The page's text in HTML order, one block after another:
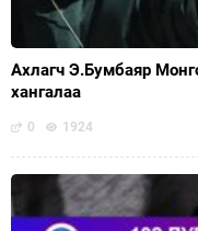
Ахлагч Э.Бумбаяр
хангалаа
0 1924